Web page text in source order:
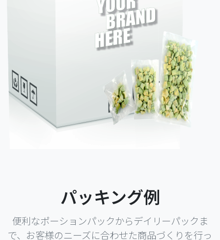
パッキング例
便利なポーションパックからデイリーパックま
で、お客様のニーズに合わせた商品づくりを行っ